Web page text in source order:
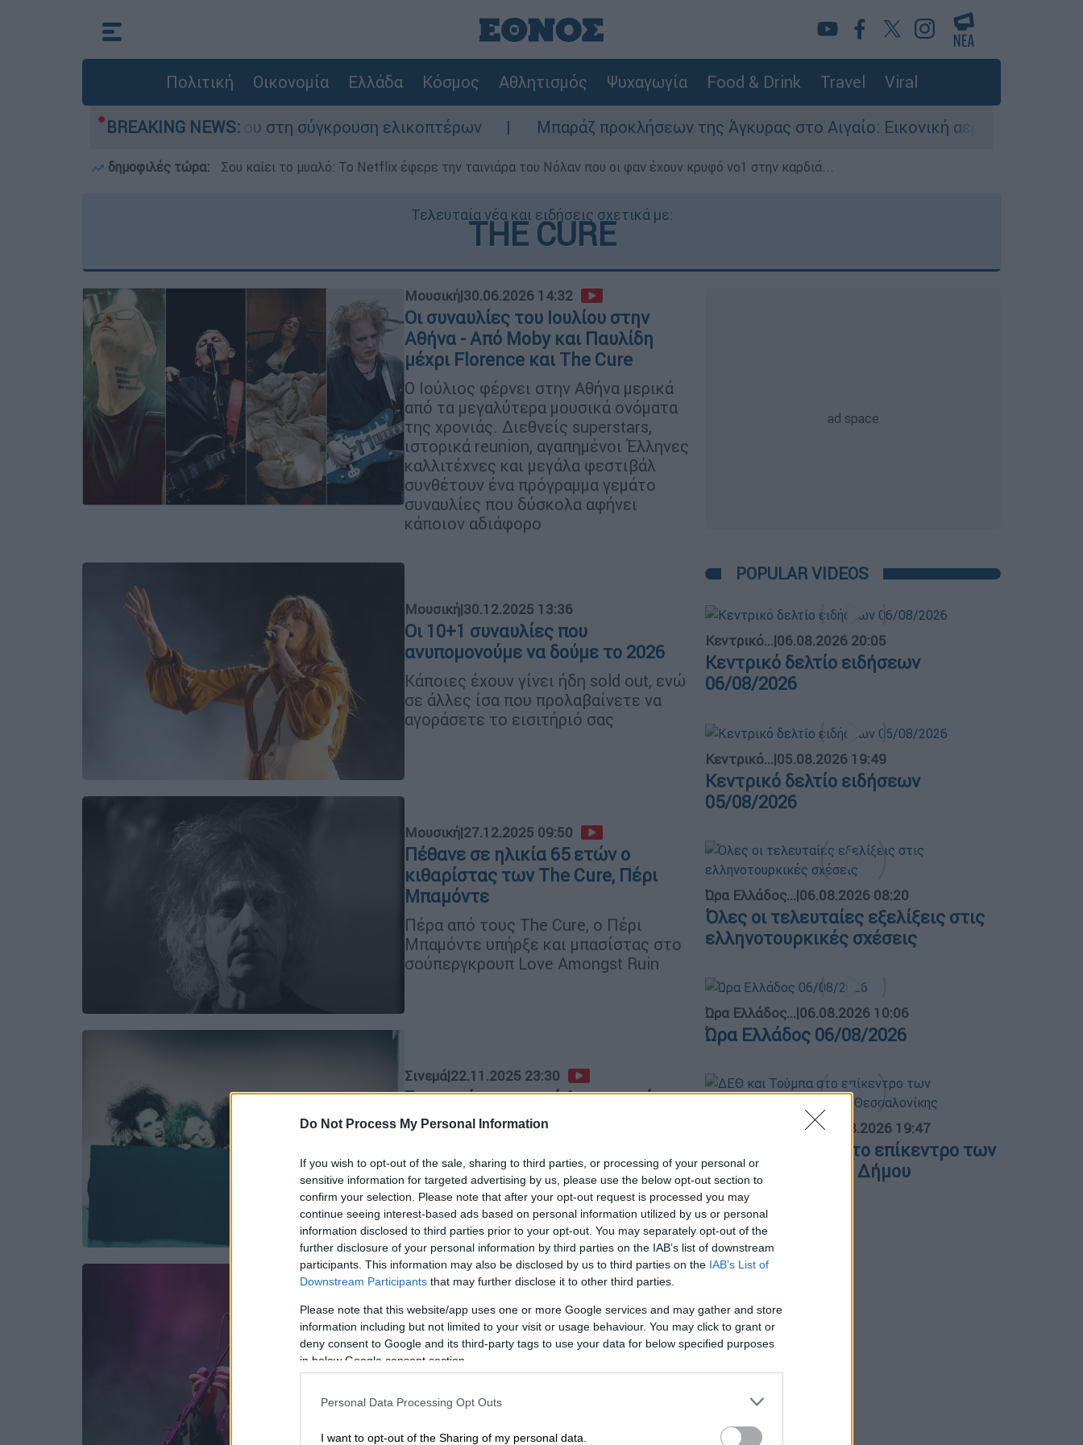
Do Not Process My Personal Information
If you wish to opt-out of the sale, sharing to third parties, or processing of your personal or
sensitive information for targeted advertising by us, please use the below opt-out section to
confirm your selection. Please note that after your opt-out request is processed you may
continue seeing interest-based ads based on personal information utilized by us or personal
information disclosed to third parties prior to your opt-out. You may separately opt-out of the
further disclosure of your personal information by third parties on the IAB’s list of downstream
participants. This information may also be disclosed by us to third parties on the IAB’s List of
Downstream Participants that may further disclose it to other third parties.
Please note that this website/app uses one or more Google services and may gather and store
information including but not limited to your visit or usage behaviour. You may click to grant or
deny consent to Google and its third-party tags to use your data for below specified purposes
in below Google consent section.
Personal Data Processing Opt Outs
I want to opt-out of the Sharing of my personal data.
Πολιτική Οικονομία Ελλάδα Κόσμος Αθλητισμός Ψυχαγωγία Food & Drink Travel Viral
BREAKING NEWS:
έχασε τη ζωή του στη σύγκρουση ελικοπτέρων Μπαράζ προκλήσεων της Άγκυρας στο Αιγαίο: Εικονική αερομαχία ανάμεσα σε
δημοφιλές τώρα: Σου καίει το μυαλό: Το Netflix έφερε την ταινιάρα του Νόλαν που οι φαν έχουν κρυφό νο1 στην καρδιά...
Τελευταία νέα και ειδήσεις σχετικά με:
THE CURE
Μουσική|30.06.2026 14:32
Οι συναυλίες του Ιουλίου στην
Αθήνα - Από Moby και Παυλίδη
μέχρι Florence και The Cure
Ο Ιούλιος φέρνει στην Αθήνα μερικά
από τα μεγαλύτερα μουσικά ονόματα
της χρονιάς. Διεθνείς superstars,
ιστορικά reunion, αγαπημένοι Έλληνες
καλλιτέχνες και μεγάλα φεστιβάλ
συνθέτουν ένα πρόγραμμα γεμάτο
συναυλίες που δύσκολα αφήνει
κάποιον αδιάφορο
Μουσική|30.12.2025 13:36
Οι 10+1 συναυλίες που
ανυπομονούμε να δούμε το 2026
Κάποιες έχουν γίνει ήδη sold out, ενώ
σε άλλες ίσα που προλαβαίνετε να
αγοράσετε το εισιτήριό σας
Μουσική|27.12.2025 09:50
Πέθανε σε ηλικία 65 ετών ο
κιθαρίστας των The Cure, Πέρι
Μπαμόντε
Πέρα από τους The Cure, ο Πέρι
Μπαμόντε υπήρξε και μπασίστας στο
σούπεργκρουπ Love Amongst Ruin
Σινεμά|22.11.2025 23:30
Στον «αέρα» το τρέιλερ της νέας
συναυλιακής ταινίας «The Cure:
Παγκόσμια προβολή στις 11
Δεκεμβρίου
The Cure: Στην Ελλάδα για μια
εκρηκτική συναυλία - Πότε ξεκινά
η προπώληση των εισιτηρίων
ανάρτησης από το Eject Festival σε
όλα τα μέσα κοινωνικής δικτύωσης
POPULAR VIDEOS
Κεντρικό...|06.08.2026 20:05
Κεντρικό δελτίο ειδήσεων
06/08/2026
Κεντρικό...|05.08.2026 19:49
Κεντρικό δελτίο ειδήσεων
05/08/2026
Ώρα Ελλάδος...|06.08.2026 08:20
Όλες οι τελευταίες εξελίξεις στις
ελληνοτουρκικές σχέσεις
Ώρα Ελλάδος...|06.08.2026 10:06
Ώρα Ελλάδος 06/08/2026
ΑΠΟΣΠΑΣΜΑΤΑ...|06.08.2026 19:47
ΔΕΘ και Τούμπα στο επίκεντρο των
διεκδικήσεων του Δήμου
Θεσσαλονίκης